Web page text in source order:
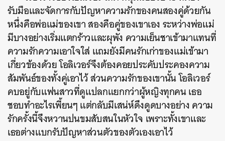
รับมือและจัดการกับปัญหาความรักของคนสองคู่ด้วยกัน
หนึ่งคือพ่อแม่ของเขา สองคือคู่ของเขาเอง ระหว่างพ่อแม่
มีบางอย่างเริ่มแตกร้าวและผุพัง ความเย็นชาเข้ามาแทนที่
ความรักความเอาใจใส่ แถมยังมีคนรักเก่าของแม่เข้ามา
เกี่ยวข้องด้วย โอลิเวอร์จึงต้องคอยประคับประคองความ
สัมพันธ์ของทั้งคู่เอาไว้ ส่วนความรักของเขานั้น โอลิเวอร์
คบอยู่กับแฟนสาวที่ดูแปลกแยกกว่าผู้หญิงทุกคน เธอ
ชอบทำอะไรเพี้ยนๆ แต่กลับมีเสน่ห์ดึงดูดบางอย่าง ความ
รักครั้งนี้จึงหวานปนขมสับสนในหัวใจ เพราะทั้งเขาและ
เธอต่างแบกรับปัญหาส่วนตัวของตัวเองเอาไว้